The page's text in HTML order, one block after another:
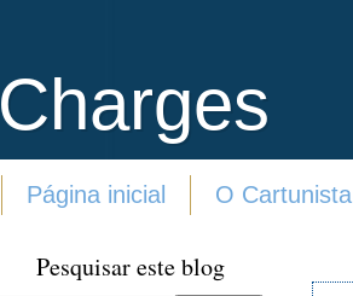
Charges
Página inicial O Cartunista
Pesquisar este blog